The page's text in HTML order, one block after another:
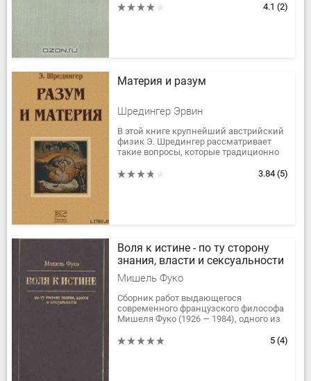
забытых или подвергшихся
4.1 (2)
Материя и разум
Шредингер Эрвин
В этой книге крупнейший австрийский
физик Э. Шредингер рассматривает
такие вопросы, которые традиционно
теологов, психоаналитиков и...
3.84 (5)
Воля к истине - по ту сторону
знания, власти и сексуальности
Мишель Фуко
Сборник работ выдающегося
современного французского философа
Мишеля Фуко (1926 — 1984), одного из
влиятельных мыслителей
5 (4)